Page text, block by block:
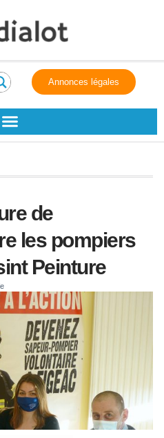
Annonces légales
de
les pompiers
Peinture